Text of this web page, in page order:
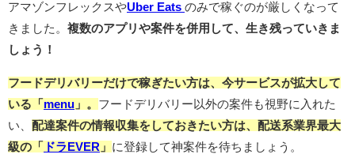
アマゾンフレックスやUber Eats のみで稼ぐのが厳しくなって
きました。 複数のアプリや案件を併用して、生き残っていきま
しょう！
フードデリバリーだけで稼ぎたい方は、今サービスが拡大して
いる「 menu 」。 フードデリバリー以外の案件も視野に入れた
い、 配達案件の情報収集をしておきたい方は、配送系業界最大
級の「
ドラEVER 」 に登録して神案件を待ちましょう。